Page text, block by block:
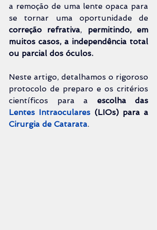
a remoção de uma lente opaca para
correção refrativa, permitindo, em
muitos casos, a independência total
ou parcial dos óculos.
Neste artigo, detalhamos o rigoroso
protocolo de preparo e os critérios
científicos para a
Lentes Intraoculares
Cirurgia de Catarata.